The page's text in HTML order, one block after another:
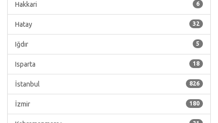
6
Hakkari
32
Hatay
5
Iğdır
18
Isparta
826
İstanbul
180
İzmir